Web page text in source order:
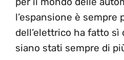
l’espansione è sempre
dell’elettrico ha fatto sì
siano stati sempre di